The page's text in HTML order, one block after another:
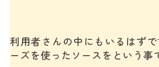
利用者さんの中にもいるはず
ーズを使ったソースをという事